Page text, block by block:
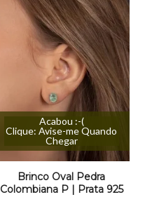
Acabou :-(
Clique: Avise-me Quando
Chegar
Brinco Oval Pedra
Colombiana P | Prata 925